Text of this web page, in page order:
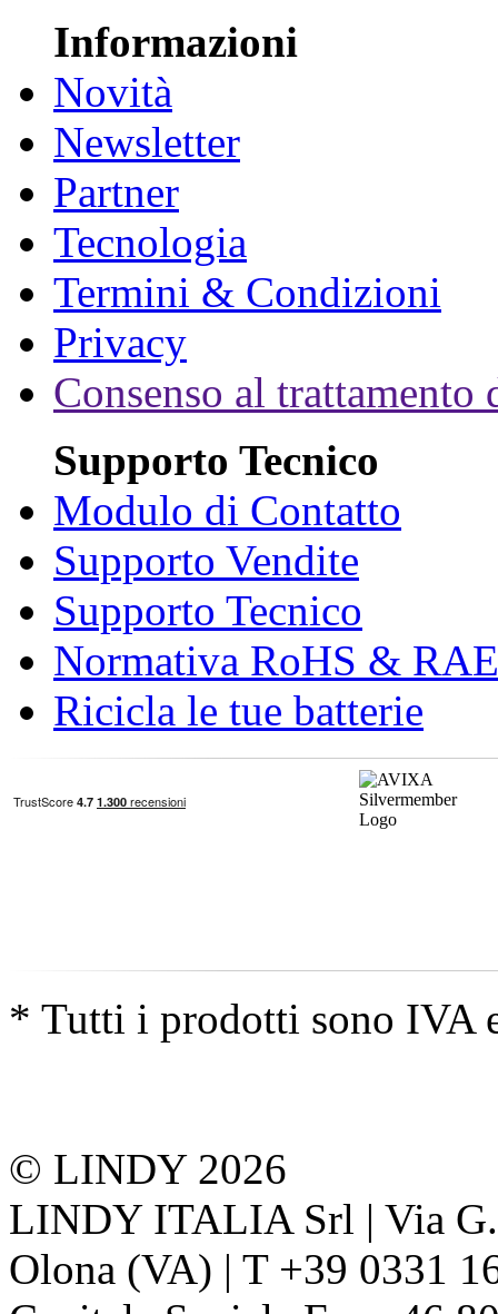
Informazioni
Novità
Newsletter
Partner
Tecnologia
Termini & Condizioni
Privacy
Consenso al trattamento
Supporto Tecnico
Modulo di Contatto
Supporto Vendite
Supporto Tecnico
Normativa RoHS &
Ricicla le tue batterie
* Tutti i prodotti sono IVA
© LINDY 2026
LINDY ITALIA Srl | Via
Olona (VA) | T +39 0331